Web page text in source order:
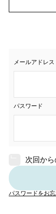
メールアドレス
パスワード
次回か
パスワードをお